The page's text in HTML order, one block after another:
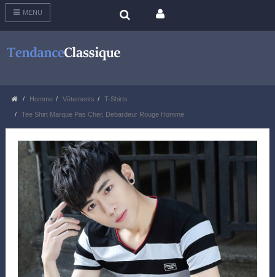
MENU
Homme Vêtements T-Shirts
Tee Shirt Marque Pas Cher, Debardeur Rouge Homme